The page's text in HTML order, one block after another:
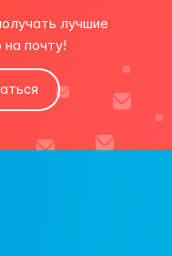
лучшие
почту!